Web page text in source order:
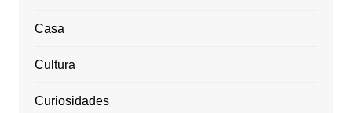
Casa
Cultura
Curiosidades